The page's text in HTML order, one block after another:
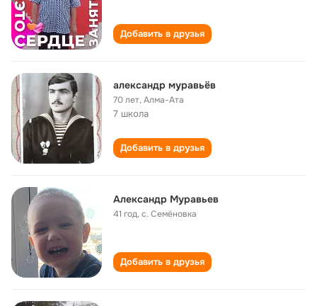
Добавить в друзья
александр муравьёв
70 лет,Алма-Ата
7 школа
Добавить в друзья
Александр Муравьев
41 год,с. Семёновка
Добавить в друзья